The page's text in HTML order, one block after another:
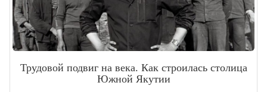
Трудовой подвиг на века. Как строилась столица
Южной Якутии